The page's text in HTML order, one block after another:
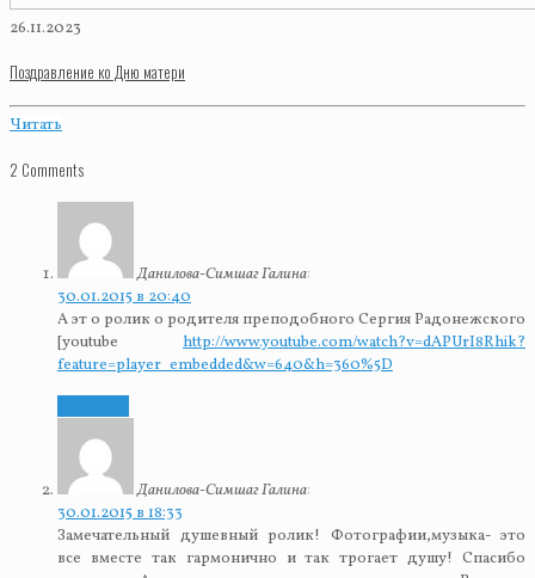
26.11.2023
Поздравление ко Дню матери
Читать
2 Comments
Данилова-Симшаг Галина:
30.01.2015 в 20:40
А эт о ролик о родителя преподобного Сергия Радонежского
[youtube http://www.youtube.com/watch?v=dAPUrI8Rhik?
feature=player_embedded&w=640&h=360%5D
Данилова-Симшаг Галина:
30.01.2015 в 18:33
Замечательный душевный ролик! Фотографии,музыка- это
все вместе так гармонично и так трогает душу! Спасибо